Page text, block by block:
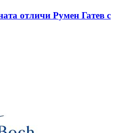
отличи Румен Гатев с